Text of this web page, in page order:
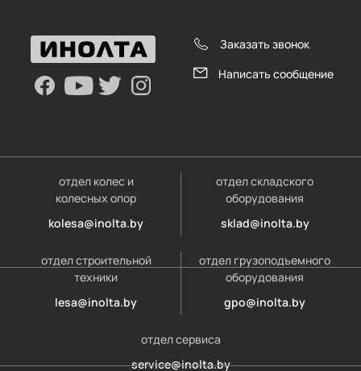
Заказать звонок
Написать сообщение
отдел колес и
колесных опор
kolesa@inolta.by
отдел складского
оборудования
sklad@inolta.by
отдел строительной
техники
lesa@inolta.by
отдел грузоподъемного
оборудования
gpo@inolta.by
отдел сервиса
service@inolta.by